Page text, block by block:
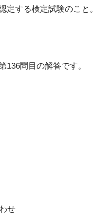
定する検定試験のこと。
問目の解答です。
せ